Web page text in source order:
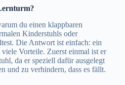
du einen klappbaren
Kinderstuhls oder
Die Antwort ist einfach: ein
Vorteile. Zuerst einmal ist er
da er speziell dafür ausgelegt
und zu verhindern, dass es fällt.